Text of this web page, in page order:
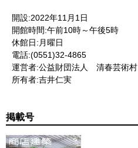
開設:2022年11月1日
開館時間:午前10時～午後5時
休館日:月曜日
電話:(0551)32-4865
運営者:公益財団法人 清春芸術村
所有者:吉井仁実
掲載号